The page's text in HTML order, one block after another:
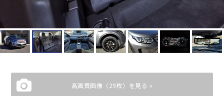
高画質画像（29枚）を見る »